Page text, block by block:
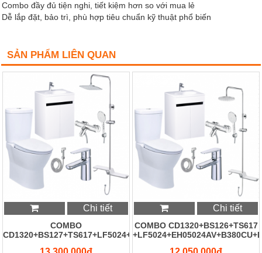
Combo đầy đủ tiện nghi, tiết kiệm hơn so với mua lẻ
Dễ lắp đặt, bảo trì, phù hợp tiêu chuẩn kỹ thuật phổ biến
SẢN PHẨM LIÊN QUAN
Chi tiết
COMBO
CD1320+BS127+TS617+LF5024+EH15024AV+B380CU+BS304CW
Chi tiết
COMBO CD1320+BS126+TS617